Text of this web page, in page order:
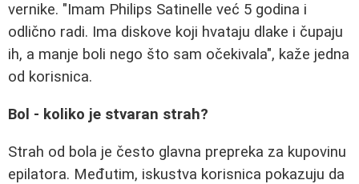
vernike. "Imam Philips Satinelle već 5 godina i
odlično radi. Ima diskove koji hvataju dlake i čupaju
ih, a manje boli nego što sam očekivala", kaže jedna
od korisnica.
Bol - koliko je stvaran strah?
Strah od bola je često glavna prepreka za kupovinu
epilatora. Međutim, iskustva korisnica pokazuju da